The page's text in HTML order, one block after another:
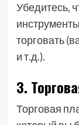
Убедитесь,
торговать
и т.д.).
3.
Торговая